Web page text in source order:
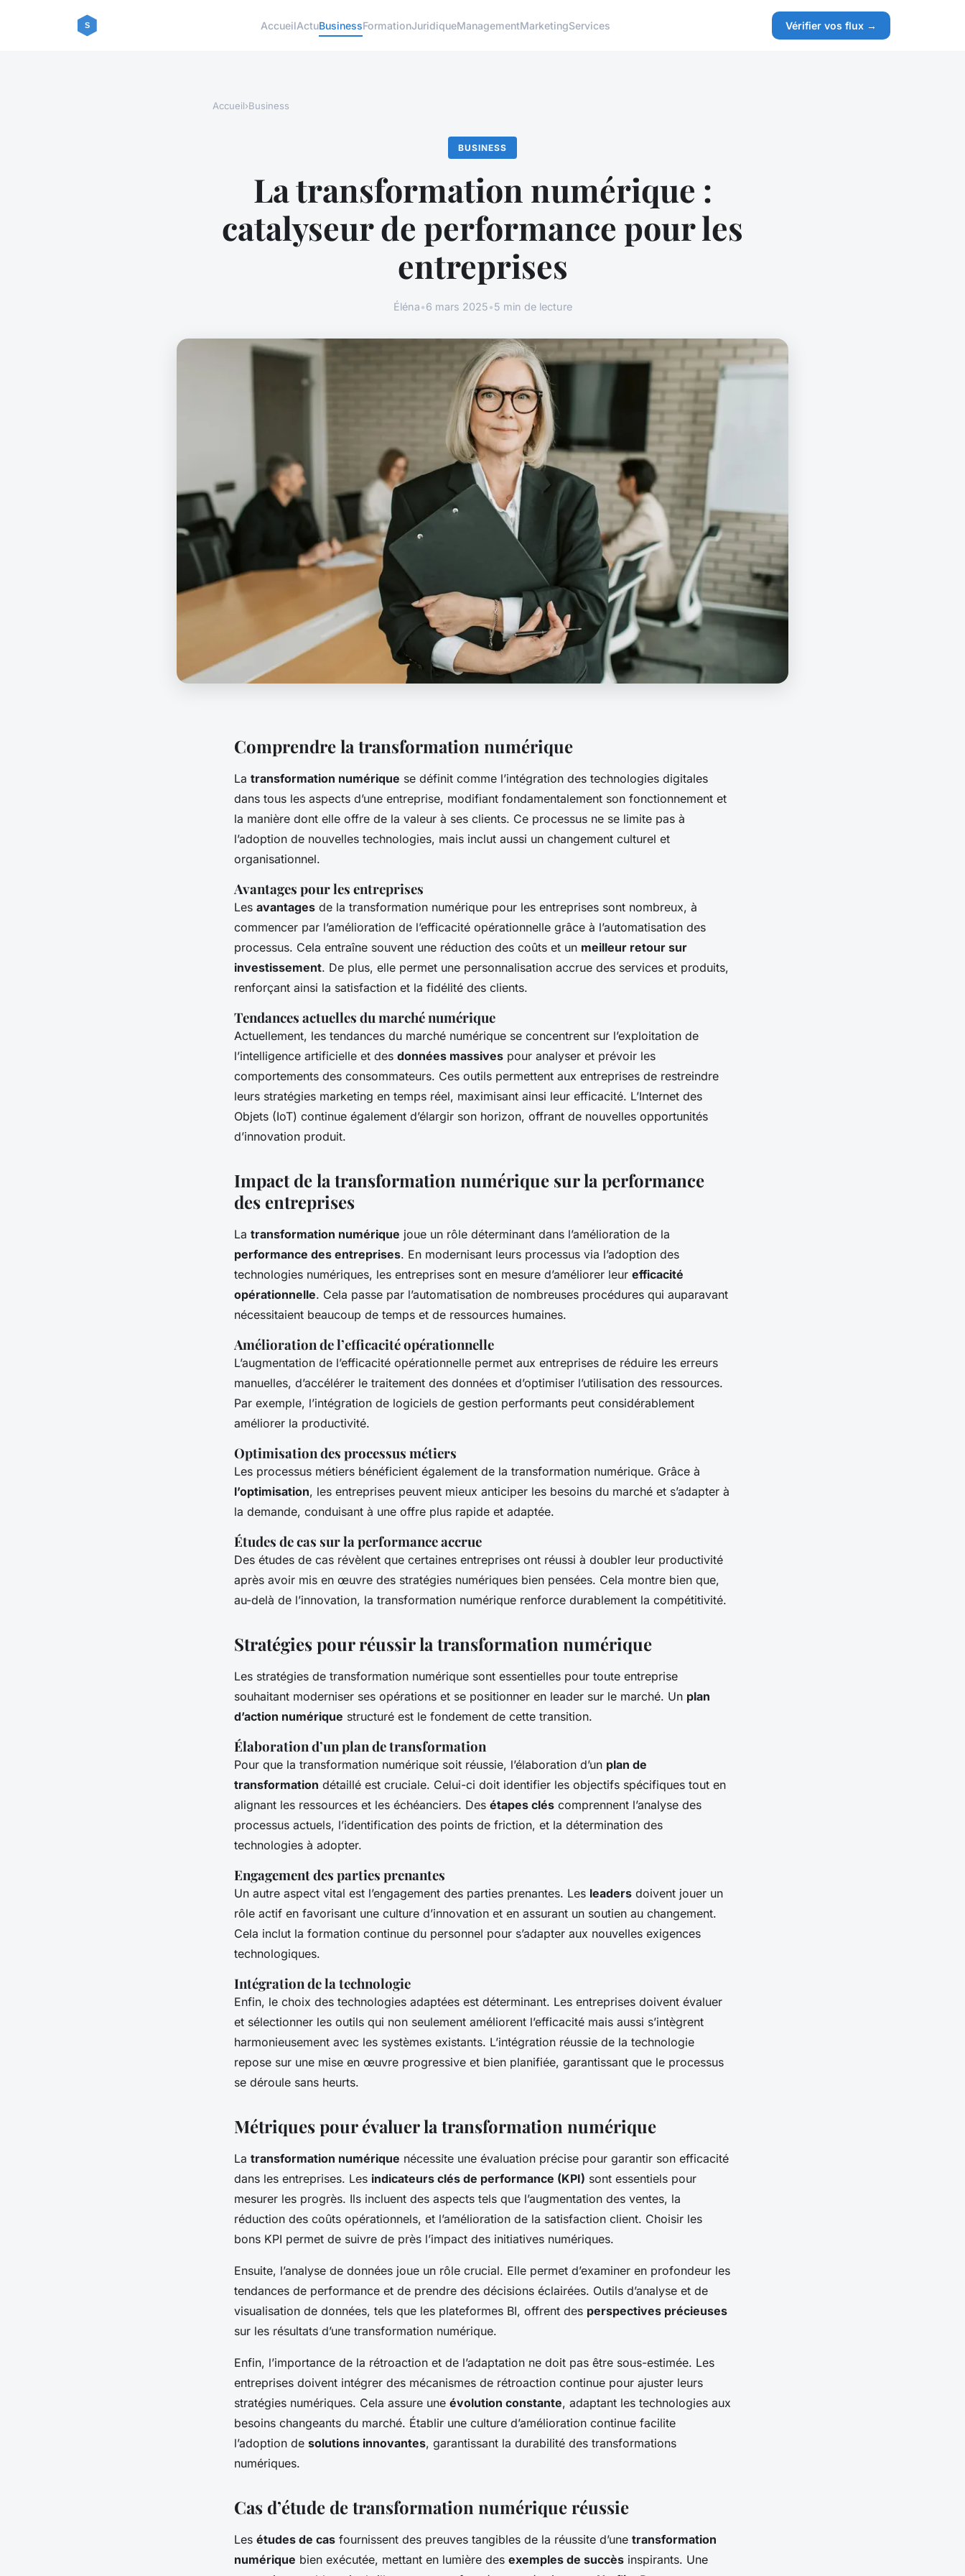
AccueilActuBusinessFormationJuridiqueManagementMarketingServices Vérifier vos flux →
Accueil›Business
BUSINESS
La transformation numérique :
catalyseur de performance pour les
entreprises
Éléna•6 mars 2025•5 min de lecture
Comprendre la transformation numérique
La transformation numérique se définit comme l’intégration des technologies digitales
dans tous les aspects d’une entreprise, modifiant fondamentalement son fonctionnement et
la manière dont elle offre de la valeur à ses clients. Ce processus ne se limite pas à
l’adoption de nouvelles technologies, mais inclut aussi un changement culturel et
organisationnel.
Avantages pour les entreprises
Les avantages de la transformation numérique pour les entreprises sont nombreux, à
commencer par l’amélioration de l’efficacité opérationnelle grâce à l’automatisation des
processus. Cela entraîne souvent une réduction des coûts et un meilleur retour sur
investissement. De plus, elle permet une personnalisation accrue des services et produits,
renforçant ainsi la satisfaction et la fidélité des clients.
Tendances actuelles du marché numérique
Actuellement, les tendances du marché numérique se concentrent sur l’exploitation de
l’intelligence artificielle et des données massives pour analyser et prévoir les
comportements des consommateurs. Ces outils permettent aux entreprises de restreindre
leurs stratégies marketing en temps réel, maximisant ainsi leur efficacité. L’Internet des
Objets (IoT) continue également d’élargir son horizon, offrant de nouvelles opportunités
d’innovation produit.
Impact de la transformation numérique sur la performance
des entreprises
La transformation numérique joue un rôle déterminant dans l’amélioration de la
performance des entreprises. En modernisant leurs processus via l’adoption des
technologies numériques, les entreprises sont en mesure d’améliorer leur efficacité
opérationnelle. Cela passe par l’automatisation de nombreuses procédures qui auparavant
nécessitaient beaucoup de temps et de ressources humaines.
Amélioration de l’efficacité opérationnelle
L’augmentation de l’efficacité opérationnelle permet aux entreprises de réduire les erreurs
manuelles, d’accélérer le traitement des données et d’optimiser l’utilisation des ressources.
Par exemple, l’intégration de logiciels de gestion performants peut considérablement
améliorer la productivité.
Optimisation des processus métiers
Les processus métiers bénéficient également de la transformation numérique. Grâce à
l’optimisation, les entreprises peuvent mieux anticiper les besoins du marché et s’adapter à
la demande, conduisant à une offre plus rapide et adaptée.
Études de cas sur la performance accrue
Des études de cas révèlent que certaines entreprises ont réussi à doubler leur productivité
après avoir mis en œuvre des stratégies numériques bien pensées. Cela montre bien que,
au-delà de l’innovation, la transformation numérique renforce durablement la compétitivité.
Stratégies pour réussir la transformation numérique
Les stratégies de transformation numérique sont essentielles pour toute entreprise
souhaitant moderniser ses opérations et se positionner en leader sur le marché. Un plan
d’action numérique structuré est le fondement de cette transition.
Élaboration d’un plan de transformation
Pour que la transformation numérique soit réussie, l’élaboration d’un plan de
transformation détaillé est cruciale. Celui-ci doit identifier les objectifs spécifiques tout en
alignant les ressources et les échéanciers. Des étapes clés comprennent l’analyse des
processus actuels, l’identification des points de friction, et la détermination des
technologies à adopter.
Engagement des parties prenantes
Un autre aspect vital est l’engagement des parties prenantes. Les leaders doivent jouer un
rôle actif en favorisant une culture d’innovation et en assurant un soutien au changement.
Cela inclut la formation continue du personnel pour s’adapter aux nouvelles exigences
technologiques.
Intégration de la technologie
Enfin, le choix des technologies adaptées est déterminant. Les entreprises doivent évaluer
et sélectionner les outils qui non seulement améliorent l’efficacité mais aussi s’intègrent
harmonieusement avec les systèmes existants. L’intégration réussie de la technologie
repose sur une mise en œuvre progressive et bien planifiée, garantissant que le processus
se déroule sans heurts.
Métriques pour évaluer la transformation numérique
La transformation numérique nécessite une évaluation précise pour garantir son efficacité
dans les entreprises. Les indicateurs clés de performance (KPI) sont essentiels pour
mesurer les progrès. Ils incluent des aspects tels que l’augmentation des ventes, la
réduction des coûts opérationnels, et l’amélioration de la satisfaction client. Choisir les
bons KPI permet de suivre de près l’impact des initiatives numériques.
Ensuite, l’analyse de données joue un rôle crucial. Elle permet d’examiner en profondeur les
tendances de performance et de prendre des décisions éclairées. Outils d’analyse et de
visualisation de données, tels que les plateformes BI, offrent des perspectives précieuses
sur les résultats d’une transformation numérique.
Enfin, l’importance de la rétroaction et de l’adaptation ne doit pas être sous-estimée. Les
entreprises doivent intégrer des mécanismes de rétroaction continue pour ajuster leurs
stratégies numériques. Cela assure une évolution constante, adaptant les technologies aux
besoins changeants du marché. Établir une culture d’amélioration continue facilite
l’adoption de solutions innovantes, garantissant la durabilité des transformations
numériques.
Cas d’étude de transformation numérique réussie
Les études de cas fournissent des preuves tangibles de la réussite d’une transformation
numérique bien exécutée, mettant en lumière des exemples de succès inspirants. Une